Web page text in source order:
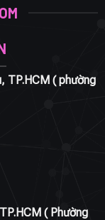
TP.HCM ( phường
( Phường